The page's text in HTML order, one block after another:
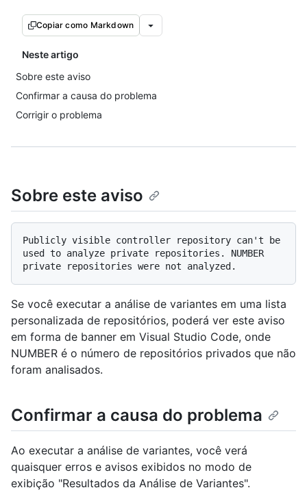
Copiar como Markdown
Neste artigo
Sobre este aviso
Confirmar a causa do problema
Corrigir o problema
Sobre este aviso
Publicly visible controller repository can't be
used to analyze private repositories. NUMBER
Se você executar a análise de variantes em uma lista
personalizada de repositórios, poderá ver este aviso
em forma de banner em Visual Studio Code, onde
NUMBER é o número de repositórios privados que não
foram analisados.
Confirmar a causa do problema
Ao executar a análise de variantes, você verá
quaisquer erros e avisos exibidos no modo de
exibição "Resultados da Análise de Variantes".